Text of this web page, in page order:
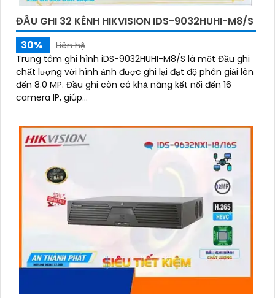
ĐẦU GHI 32 KÊNH HIKVISION IDS-9032HUHI-M8/S
30%
Liên hệ
Trung tâm ghi hình iDS-9032HUHI-M8/S là một Đầu ghi
chất lượng với hình ảnh được ghi lại đạt độ phân giải lên
đến 8.0 MP. Đầu ghi còn có khả năng kết nối đến 16
camera IP, giúp...